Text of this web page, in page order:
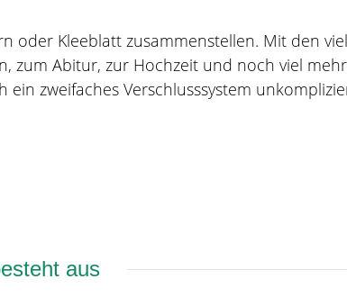
oder Kleeblatt zusammenstellen. Mit den
Abitur, zur Hochzeit und noch viel
zweifaches Verschlusssystem
aus